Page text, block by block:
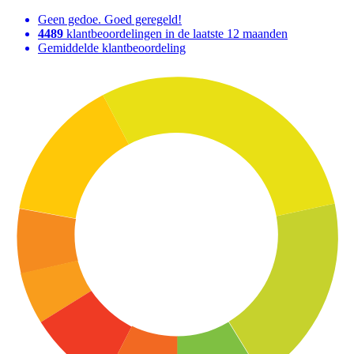
Geen gedoe. Goed geregeld!
4489 klantbeoordelingen in de laatste 12 maanden
Gemiddelde klantbeoordeling